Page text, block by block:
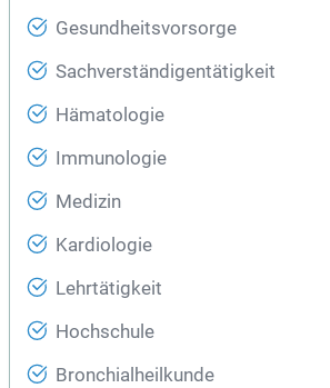
Gesundheitsvorsorge
Sachverständigentätigkeit
Hämatologie
Immunologie
Medizin
Kardiologie
Lehrtätigkeit
Hochschule
Bronchialheilkunde